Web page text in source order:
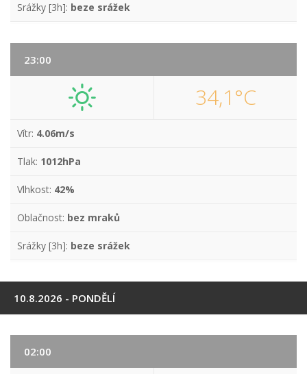
Srážky [3h]: beze srážek
23:00
34,1°C
Vítr: 4.06m/s
Tlak: 1012hPa
Vlhkost: 42%
Oblačnost: bez mraků
Srážky [3h]: beze srážek
10.8.2026 - PONDĚLÍ
02:00